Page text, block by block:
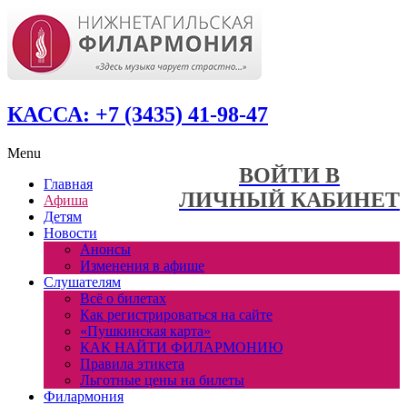
КАССА: +7 (3435) 41-98-47
ВОЙТИ В
ЛИЧНЫЙ КАБИНЕТ
Menu
Главная
Афиша
Детям
Новости
Анонсы
Изменения в афише
Слушателям
Всё о билетах
Как регистрироваться на сайте
«Пушкинская карта»
КАК НАЙТИ ФИЛАРМОНИЮ
Правила этикета
Льготные цены на билеты
Филармония